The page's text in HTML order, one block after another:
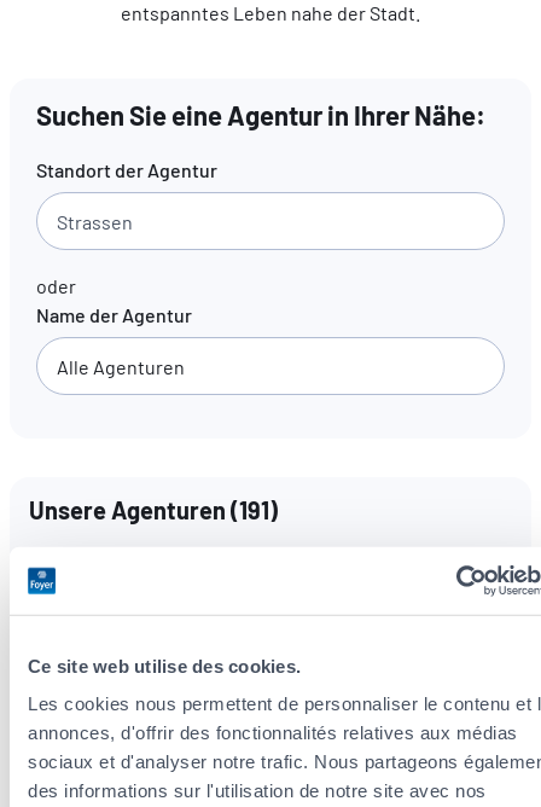
Ce site web utilise des cookies.
Les cookies nous permettent de personnaliser le contenu et
annonces, d'offrir des fonctionnalités relatives aux médias
sociaux et d'analyser notre trafic. Nous partageons
des informations sur l'utilisation de notre site avec nos
entspanntes Leben nahe der Stadt.
Suchen Sie eine Agentur in Ihrer Nähe:
Standort der Agentur
oder
Name der Agentur
Unsere Agenturen (191)
Sprachen
Alle Sprachen